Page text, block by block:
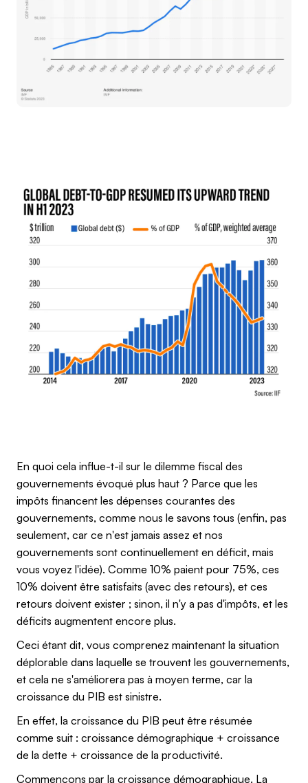
En quoi cela influe-t-il sur le dilemme fiscal des
gouvernements évoqué plus haut ? Parce que les
impôts financent les dépenses courantes des
gouvernements, comme nous le savons tous (enfin, pas
seulement, car ce n'est jamais assez et nos
gouvernements sont continuellement en déficit, mais
vous voyez l'idée). Comme 10% paient pour 75%, ces
10% doivent être satisfaits (avec des retours), et ces
retours doivent exister ; sinon, il n'y a pas d'impôts, et les
déficits augmentent encore plus.
Ceci étant dit, vous comprenez maintenant la situation
déplorable dans laquelle se trouvent les gouvernements,
et cela ne s'améliorera pas à moyen terme, car la
croissance du PIB est sinistre.
En effet, la croissance du PIB peut être résumée
comme suit : croissance démographique + croissance
de la dette + croissance de la productivité.
Commençons par la croissance démographique. La